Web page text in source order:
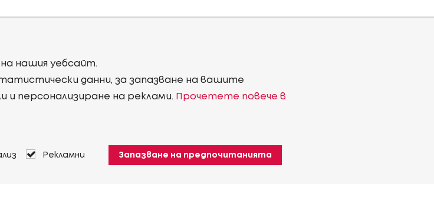
нашия уебсайт.
данни, за запазване на вашите
и персонализиране на реклами. Прочетете повече в
Рекламни Запазване на предпочитанията